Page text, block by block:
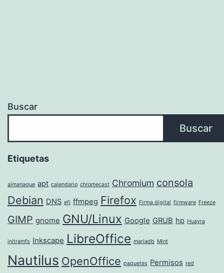
Buscar
Buscar
Etiquetas
almanaque apt calendario chromecast Chromium consola
Debian DNS efi ffmpeg Firefox Firma digital firmware Freeze
GIMP gnome GNU/Linux Google GRUB hp Huayra
initramfs Inkscape LibreOffice mariadb Mint
Nautilus OpenOffice paquetes Permisos red